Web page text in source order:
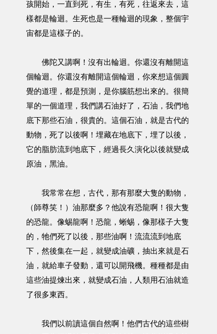
孩開始，一直到死，有生，有死，往返來去，這
樣都是輪迴。生死也是一種輪迴的現象，整個宇
宙都是這樣子的。
佛陀又講啊！沒有出輪迴。你還沒有離開這
個輪迴。你還沒有離開這個輪迴，你來想這個圓
覺的道理，都是預測，是你腦筋想出來的。很簡
單的一個道理，我們講石油好了，石油，我們地
底下那些石油，很貴的。這個石油，就是古代的
動物，死了以後啊！埋藏在地底下，埋了以後，
它的脂肪流到地底下，經過長久演化以後就變成
原油，黑油。
我常常在想，古代，那有那麼大隻的動物，
（師尊笑！）油那麼多？他說有恐龍啊！很大隻
的恐龍。像蜴龍啊！恐龍，蜥蜴，像那樣子大隻
的，牠們死了以後，那些油啊！流流流到地底
下，然後集在一起，就變成油礦，抽出來就是石
油，就給車子發動，還可以開飛機。種種都是由
這些油提煉出來，就變成石油，人類用石油就造
了很多東西。
我們以前讀這個自然啊！他們古代的這些樹